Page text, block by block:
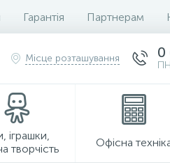
Гарантія Партнерам
Місце розташування 0
іграшки,
творчість
Офісна